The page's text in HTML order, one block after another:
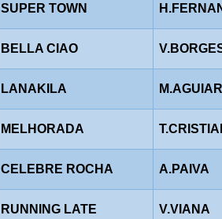
SUPER TOWN
BELLA CIAO
LANAKILA M.AGUIAR
MELHORADA
CELEBRE ROCHA A.PAIVA
RUNNING LATE V.VIANA